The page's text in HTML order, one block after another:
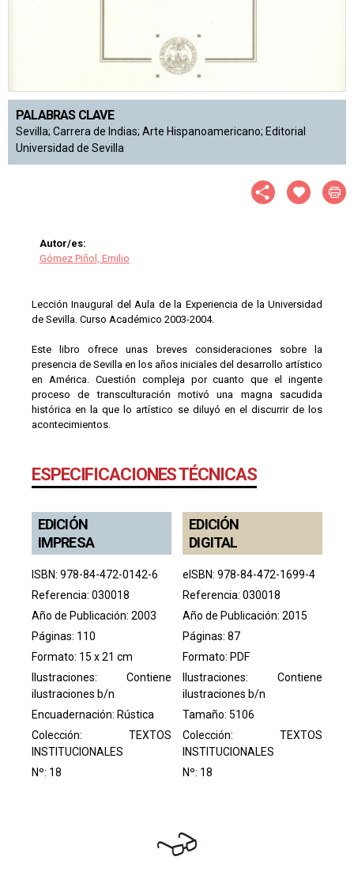
PALABRAS CLAVE
Sevilla; Carrera de Indias; Arte Hispanoamericano; Editorial
Universidad de Sevilla
Autor/es:
Gómez Piñol, Emilio
Lección Inaugural del Aula de la Experiencia de la Universidad
de Sevilla. Curso Académico 2003-2004.
Este libro ofrece unas breves consideraciones sobre la
presencia de Sevilla en los años iniciales del desarrollo artístico
en América. Cuestión compleja por cuanto que el ingente
proceso de transculturación motivó una magna sacudida
histórica en la que lo artístico se diluyó en el discurrir de los
acontecimientos.
ESPECIFICACIONES TÉCNICAS
EDICIÓN
IMPRESA
ISBN: 978-84-472-0142-6
Referencia: 030018
Año de Publicación: 2003
Páginas: 110
Formato: 15 x 21 cm
Ilustraciones: Contiene
ilustraciones b/n
Encuadernación: Rústica
Colección: TEXTOS
INSTITUCIONALES
Nº: 18
EDICIÓN
DIGITAL
eISBN: 978-84-472-1699-4
Referencia: 030018
Año de Publicación: 2015
Páginas: 87
Formato: PDF
Ilustraciones: Contiene
ilustraciones b/n
Tamaño: 5106
Colección: TEXTOS
INSTITUCIONALES
Nº: 18